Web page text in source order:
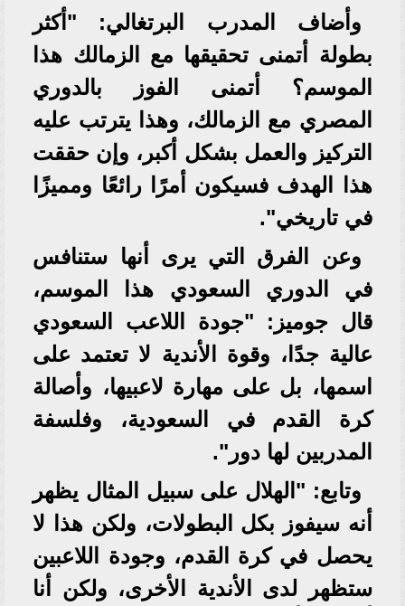
وأضاف المدرب البرتغالي: "أكثر
بطولة أتمنى تحقيقها مع الزمالك هذا
الموسم؟ أتمنى الفوز بالدوري
المصري مع الزمالك، وهذا يترتب عليه
التركيز والعمل بشكل أكبر، وإن حققت
هذا الهدف فسيكون أمرًا رائعًا ومميزًا
في تاريخي".
وعن الفرق التي يرى أنها ستنافس
في الدوري السعودي هذا الموسم،
قال جوميز: "جودة اللاعب السعودي
عالية جدًا، وقوة الأندية لا تعتمد على
اسمها، بل على مهارة لاعبيها، وأصالة
كرة القدم في السعودية، وفلسفة
المدربين لها دور".
وتابع: "الهلال على سبيل المثال يظهر
أنه سيفوز بكل البطولات، ولكن هذا لا
يحصل في كرة القدم، وجودة اللاعبين
ستظهر لدى الأندية الأخرى، ولكن أنا